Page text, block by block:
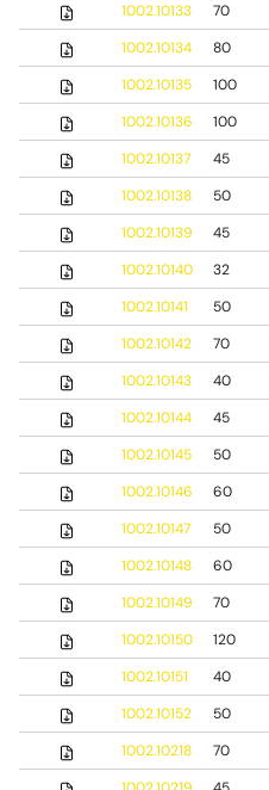
1002.10133
70
1002.10134
80
1002.10135
100
1002.10136
100
1002.10137
45
1002.10138
50
1002.10139
45
1002.10140
32
1002.10141
50
1002.10142
70
1002.10143
40
1002.10144
45
1002.10145
50
1002.10146
60
1002.10147
50
1002.10148
60
1002.10149
70
1002.10150
120
1002.10151
40
1002.10152
50
1002.10218
70